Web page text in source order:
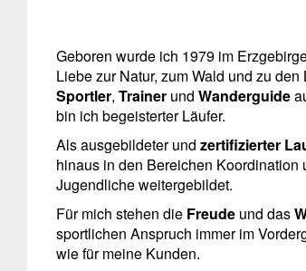
Geboren wurde ich 1979 im
Liebe zur Natur, zum Wald und zu
Sportler, Trainer und Wanderguide
bin ich begeisterter Läufer.
Als ausgebildeter und zertifizierter
hinaus in den Bereichen Koordination
Jugendliche weitergebildet.
Für mich stehen die Freude und das
sportlichen Anspruch immer im
wie für meine Kunden.